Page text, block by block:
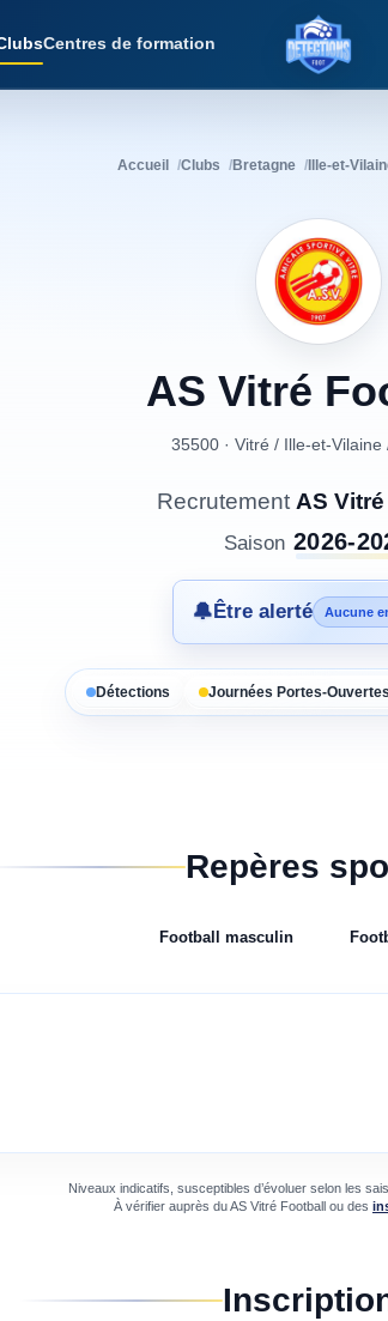
Centres de formation
Accueil Clubs Bretagne Ille-et-
AS Vitré
35500 · Vitré / Ille-et-Vilaine
Recrutement AS Vitré
Saison 2026-
🔔Être alerté Aucune
Détections Journées Portes-
Repères
Football masculin
Niveaux indicatifs, susceptibles d’évoluer selon les
À vérifier auprès duAS Vitré Football ou des